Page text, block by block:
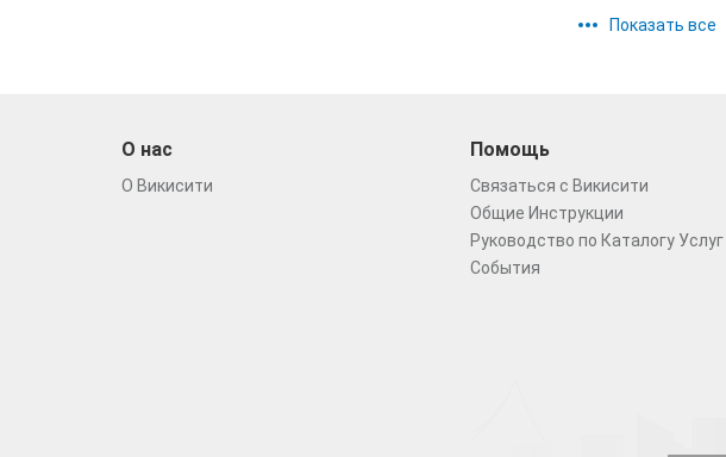
Показать все
О нас
О Викисити
Помощь
Связаться с Викисити
Общие Инструкции
Руководство по Каталогу Услуг
События